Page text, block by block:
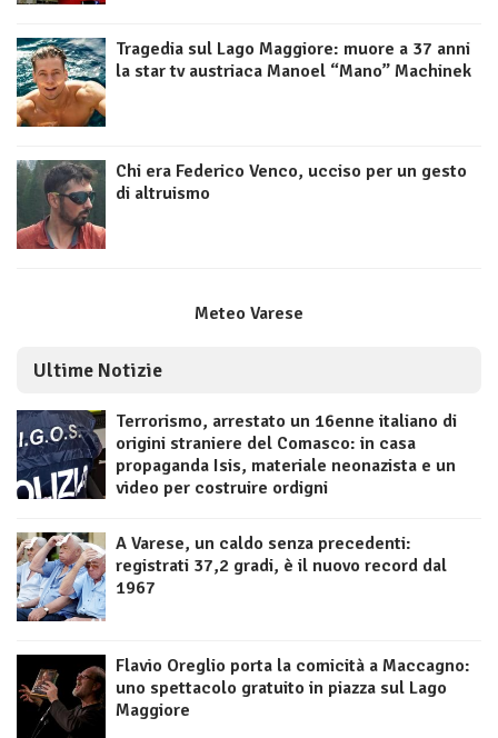
Tragedia sul Lago Maggiore: muore a 37 anni
la star tv austriaca Manoel “Mano” Machinek
Chi era Federico Venco, ucciso per un gesto
di altruismo
Meteo Varese
Ultime Notizie
Terrorismo, arrestato un 16enne italiano di
origini straniere del Comasco: in casa
propaganda Isis, materiale neonazista e un
video per costruire ordigni
A Varese, un caldo senza precedenti:
registrati 37,2 gradi, è il nuovo record dal
1967
Flavio Oreglio porta la comicità a Maccagno:
uno spettacolo gratuito in piazza sul Lago
Maggiore